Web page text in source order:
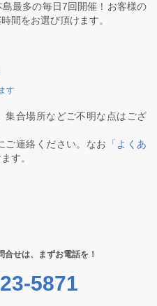
最多の毎日7回開催！お客様の
間をお選び頂けます。
す
集合場所などご不明な点はござ
ご連絡ください。なお
「よくあ
す。
せは、まずお電話を！
5871